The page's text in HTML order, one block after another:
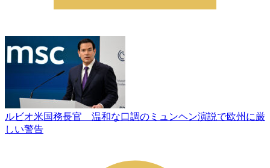
ルビオ米国務長官 温和な口調のミュンヘン演説で欧州に厳
しい警告